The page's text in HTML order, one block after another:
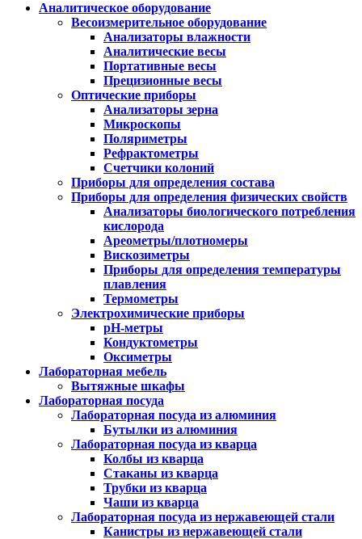
Аналитическое оборудование
Весоизмерительное оборудование
Анализаторы влажности
Аналитические весы
Портативные весы
Прецизионные весы
Оптические приборы
Анализаторы зерна
Микроскопы
Поляриметры
Рефрактометры
Счетчики колоний
Приборы для определения состава
Приборы для определения физических свойств
Анализаторы биологического потребления
кислорода
Ареометры/плотномеры
Вискозиметры
Приборы для определения температуры
плавления
Термометры
Электрохимические приборы
pH-метры
Кондуктометры
Оксиметры
Лабораторная мебель
Вытяжные шкафы
Лабораторная посуда
Лабораторная посуда из алюминия
Бутылки из алюминия
Лабораторная посуда из кварца
Колбы из кварца
Стаканы из кварца
Трубки из кварца
Чаши из кварца
Лабораторная посуда из нержавеющей стали
Канистры из нержавеющей стали